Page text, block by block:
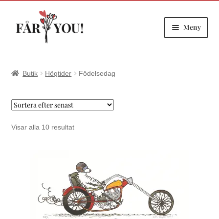
Hoppa
Hoppa
Meny
Butik Högtider Födelsedag
Visar alla 10 resultatSortera
produkten
har
flera
varianter.